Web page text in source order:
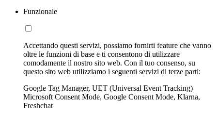
Funzionale
Accettando questi servizi, possiamo fornirti feature che vanno
oltre le funzioni di base e ti consentono di utilizzare
comodamente il nostro sito web. Con il tuo consenso, su
questo sito web utilizziamo i seguenti servizi di terze parti:
Google Tag Manager, UET (Universal Event Tracking)
Microsoft Consent Mode, Google Consent Mode, Klarna,
Freshchat